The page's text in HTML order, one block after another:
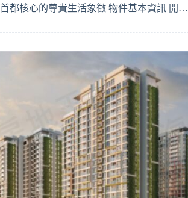
首都核心的尊貴生活象徵 物件基本資訊 開…